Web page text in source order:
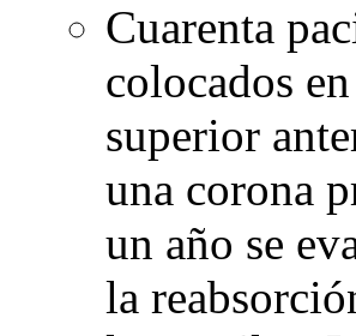
Cuarenta
colocados
superior
una corona
un año se
la